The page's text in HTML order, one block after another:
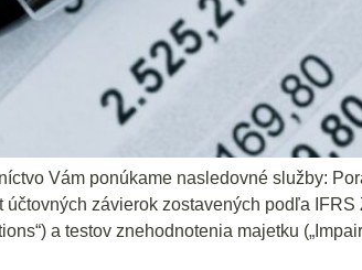
Vám ponúkame nasledovné služby:
závierok zostavených podľa IFRS
a testov znehodnotenia majetku